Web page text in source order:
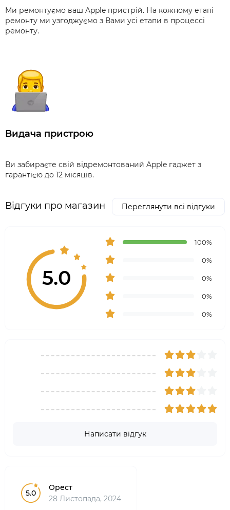
Ми ремонтуємо ваш Apple пристрій. На кожному етапі
ремонту ми узгоджуємо з Вами усі етапи в процессі
ремонту.
Видача пристрою
Ви забираєте свій відремонтований Apple гаджет з
гарантією до 12 місяців.
Відгуки про магазин Переглянути всі відгуки
5.0
100%
0%
0%
0%
0%
Написати відгук
5.0
Орест
28 Листопада, 2024